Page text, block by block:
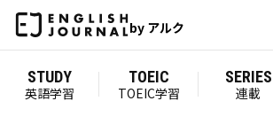
by アルク
STUDY
英語学習
TOEIC
TOEIC学習
SERIES
連載